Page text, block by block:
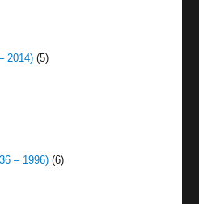
2014) (5)
– 1996) (6)